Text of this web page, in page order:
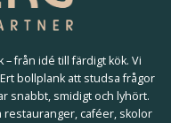
– från idé till färdigt kök. Vi
bollplank att studsa frågor
snabbt, smidigt och lyhört.
restauranger, caféer, skolor